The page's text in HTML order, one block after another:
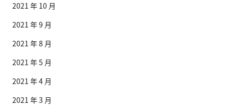
2021 年 10 月
2021 年 9 月
2021 年 8 月
2021 年 5 月
2021 年 4 月
2021 年 3 月